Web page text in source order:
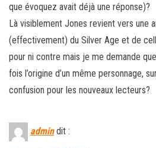
que évoquez avait déjà une réponse)?
Là visiblement Jones revient vers une
(effectivement) du Silver Age et de
pour ni contre mais je me demande
fois l’origine d’un même personnage,
confusion pour les nouveaux lecteurs?
admin dit :